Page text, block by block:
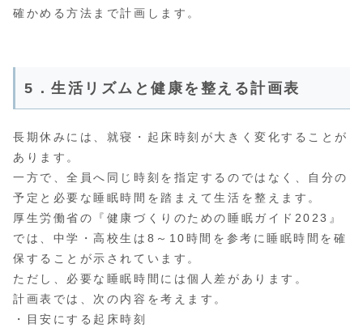
確かめる方法まで計画します。
5．生活リズムと健康を整える計画表
長期休みには、就寝・起床時刻が大きく変化することが
あります。
一方で、全員へ同じ時刻を指定するのではなく、自分の
予定と必要な睡眠時間を踏まえて生活を整えます。
厚生労働省の『健康づくりのための睡眠ガイド2023』
では、中学・高校生は8～10時間を参考に睡眠時間を確
保することが示されています。
ただし、必要な睡眠時間には個人差があります。
計画表では、次の内容を考えます。
・目安にする起床時刻